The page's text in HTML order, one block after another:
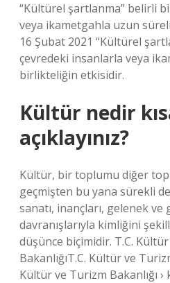
“Kültürel şartlanma” belirli
veya ikametgahla uzun
16 Şubat 2021 “Kültürel
çevredeki insanlarla veya
birlikteliğin etkisidir.
Kültür nedir
açıklayınız?
Kültür, bir toplumu diğer
geçmişten bu yana sürekli
sanatı, inançları, gelenek ve
davranışlarıyla kimliğini
düşünce biçimidir. T.C.
BakanlığıT.C. Kültür ve
Kültür ve Turizm Bakanlığı